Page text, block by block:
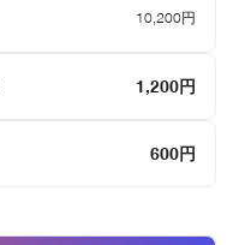
10,200円
1,200円
600円